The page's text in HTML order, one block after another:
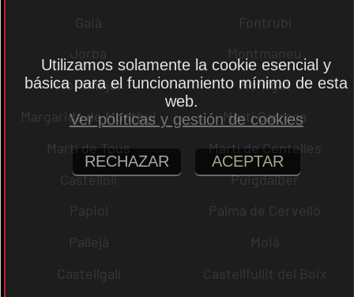
Gaià
Fontrubí
Jorba
Montmaneu
Montmajor
Montgat
Margarida de Montbui
Martí Sarroca
Martí de Tous
Martí de Centelles
Castellolí
Puigdàlber
Papiol
Palma de Cervelló
Pallejà
Moià
Castellgalí
Castellfullit del Boix
Utilizamos solamente la cookie esencial y
básica para el funcionamiento mínimo de esta
web.
Ver políticas y gestión de cookies
RECHAZAR ACEPTAR